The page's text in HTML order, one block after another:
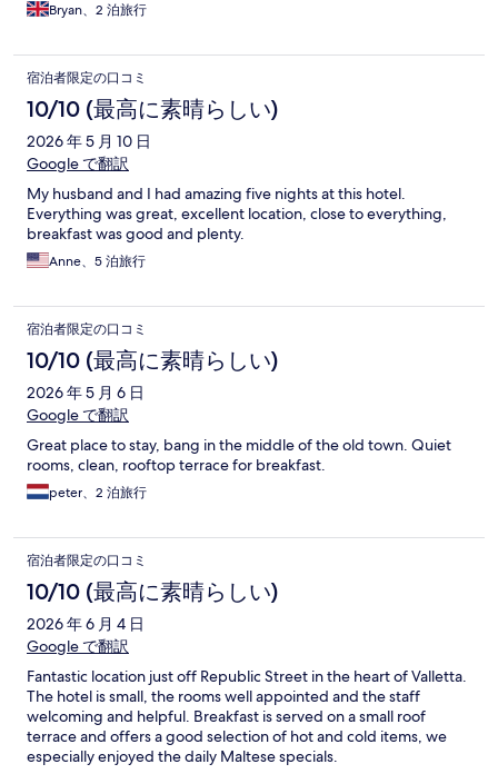
Bryan、2 泊旅行
宿泊者限定の口コミ
10/10 (最高に素晴らしい)
2026 年 5 月 10 日
Google で翻訳
My husband and I had amazing five nights at this hotel.
Everything was great, excellent location, close to everything,
breakfast was good and plenty.
Anne、5 泊旅行
宿泊者限定の口コミ
10/10 (最高に素晴らしい)
2026 年 5 月 6 日
Google で翻訳
Great place to stay, bang in the middle of the old town. Quiet
rooms, clean, rooftop terrace for breakfast.
peter、2 泊旅行
宿泊者限定の口コミ
10/10 (最高に素晴らしい)
2026 年 6 月 4 日
Google で翻訳
Fantastic location just off Republic Street in the heart of Valletta.
The hotel is small, the rooms well appointed and the staff
welcoming and helpful. Breakfast is served on a small roof
terrace and offers a good selection of hot and cold items, we
especially enjoyed the daily Maltese specials.